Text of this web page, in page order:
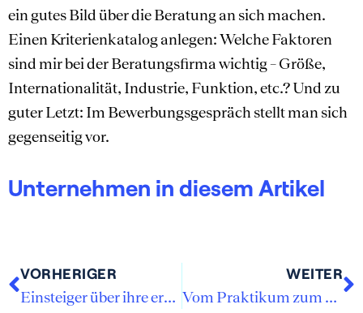
ein gutes Bild über die Beratung an sich machen.
Einen Kriterienkatalog anlegen: Welche Faktoren
sind mir bei der Beratungsfirma wichtig – Größe,
Internationalität, Industrie, Funktion, etc.? Und zu
guter Letzt: Im Bewerbungsgespräch stellt man sich
gegenseitig vor.
Unternehmen in diesem Artikel
VORHERIGER
Einsteiger über ihre ersten Schritte bei ECON
WEITER
Vom Praktikum zum Festeinstieg & SAC